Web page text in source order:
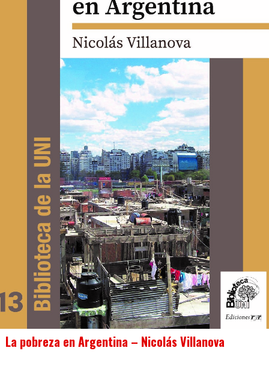
La pobreza en Argentina – Nicolás Villanova